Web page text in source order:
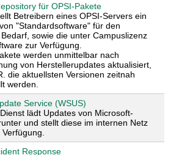
für OPSI-Pakete
Betreibern eines OPSI-Servers ein
"Standardsoftware" für den
sowie die unter Campuslizenz
zur Verfügung.
werden unmittelbar nach
von Herstellerupdates aktualisiert,
die aktuellsten Versionen zeitnah
werden.
Service (WSUS)
lädt Updates von Microsoft-
und stellt diese im internen Netz
Response